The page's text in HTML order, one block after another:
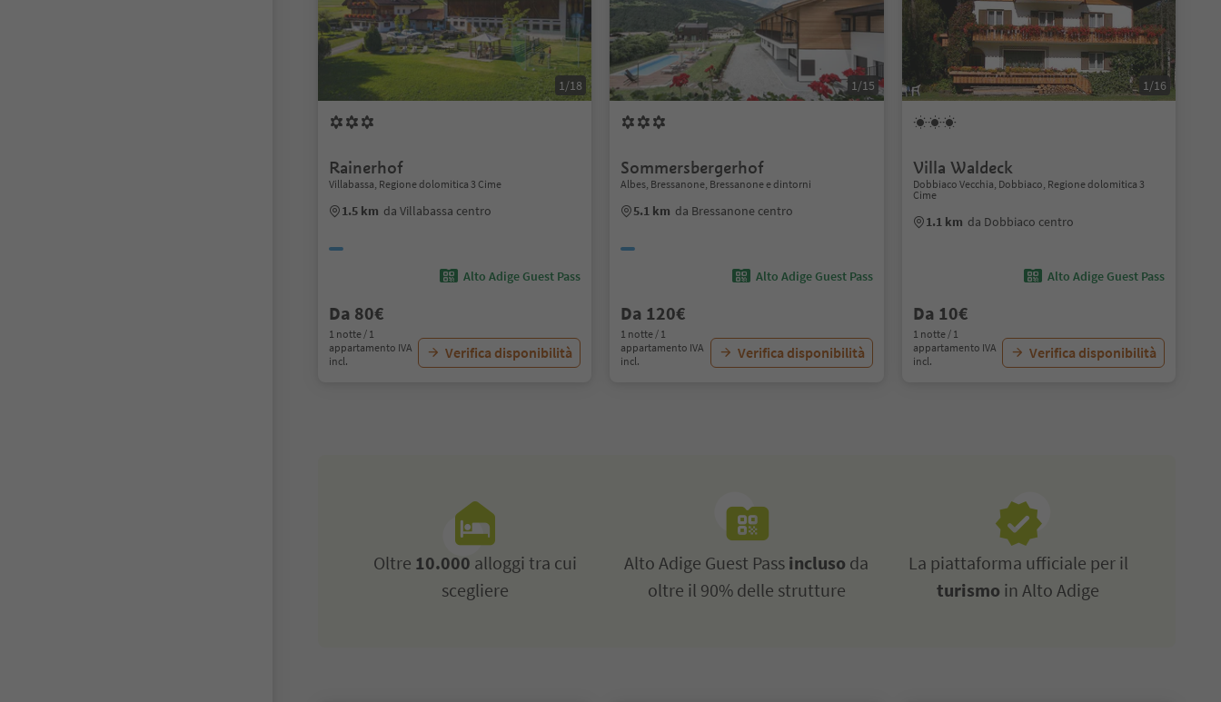
1/18
Rainerhof
Villabassa, Regione dolomitica 3 Cime
1.5 km da Villabassa centro
Alto Adige Guest Pass
Da 80€
1 notte / 1
appartamento IVA
incl.
Verifica disponibilità
1/15
Sommersbergerhof
Albes, Bressanone, Bressanone e dintorni
5.1 km da Bressanone centro
Alto Adige Guest Pass
Da 120€
1 notte / 1
appartamento IVA
incl.
Verifica disponibilità
1/16
Villa Waldeck
Dobbiaco Vecchia, Dobbiaco, Regione dolomitica 3
Cime
1.1 km da Dobbiaco centro
Alto Adige Guest Pass
Da 10€
1 notte / 1
appartamento IVA
incl.
Verifica disponibilità
Oltre 10.000 alloggi tra cui
scegliere
Alto Adige Guest Pass incluso da
oltre il 90% delle strutture
La piattaforma ufficiale per il
turismo in Alto Adige